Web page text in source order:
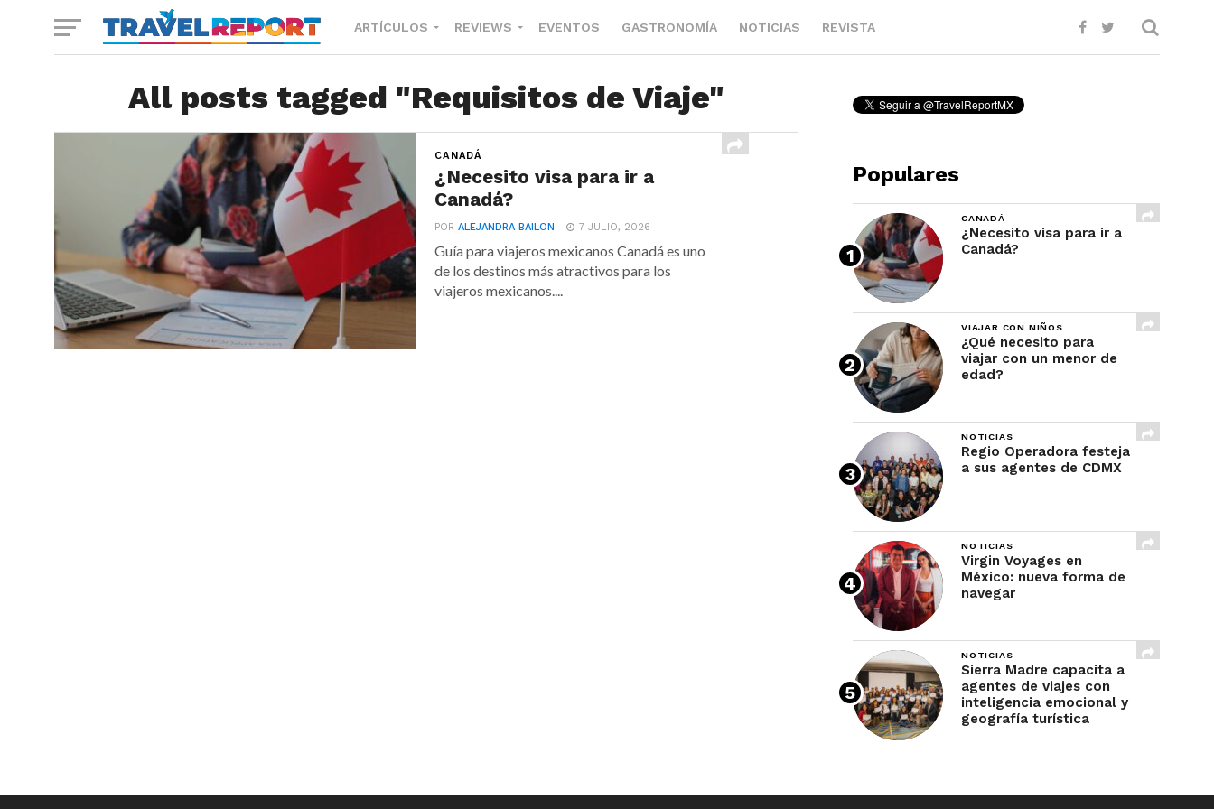
ARTÍCULOS REVIEWS EVENTOS GASTRONOMÍA NOTICIAS REVISTA
All posts tagged "Requisitos de Viaje"
CANADÁ
¿Necesito visa para ir a
Canadá?
PORALEJANDRA BAILON 7 JULIO, 2026
Guía para viajeros mexicanos Canadá es uno
de los destinos más atractivos para los
viajeros mexicanos....
Populares
CANADÁ
¿Necesito visa para ir a
Canadá?
VIAJAR CON NIÑOS
¿Qué necesito para
viajar con un menor de
edad?
NOTICIAS
Regio Operadora festeja
a sus agentes de CDMX
NOTICIAS
Virgin Voyages en
México: nueva forma de
navegar
NOTICIAS
Sierra Madre capacita a
agentes de viajes con
inteligencia emocional y
geografía turística